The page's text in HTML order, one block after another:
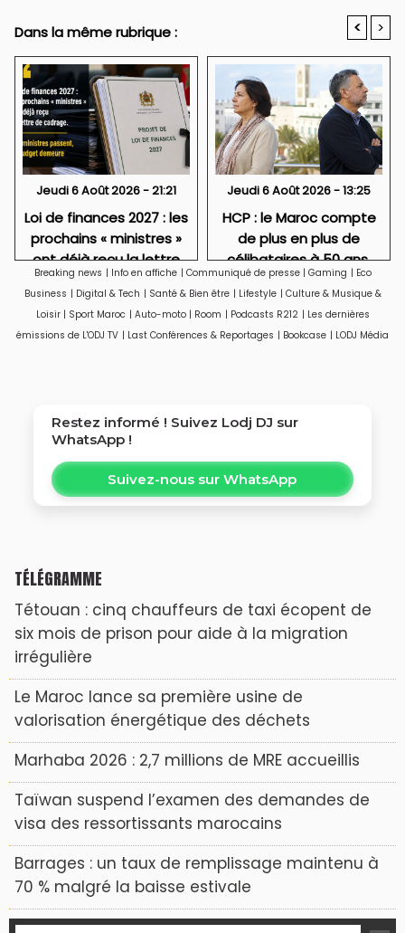
Dans la même rubrique : < >
Jeudi 6 Août 2026 - 21:21
Loi de finances 2027 : les
prochains « ministres »
ont déjà reçu la lettre
de cadrage
Jeudi 6 Août 2026 - 13:25
HCP : le Maroc compte
de plus en plus de
célibataires à 50 ans,
particulièrement des
femmes
Breaking news | Info en affiche | Communiqué de presse | Gaming | Eco
Business | Digital & Tech | Santé & Bien être | Lifestyle | Culture & Musique &
Loisir | Sport Maroc | Auto-moto | Room | Podcasts R212 | Les dernières
émissions de L'ODJ TV | Last Conférences & Reportages | Bookcase | LODJ Média
Restez informé ! Suivez Lodj DJ sur
WhatsApp !
Suivez-nous sur WhatsApp
TÉLÉGRAMME
Tétouan : cinq chauffeurs de taxi écopent de
six mois de prison pour aide à la migration
irrégulière
Le Maroc lance sa première usine de
valorisation énergétique des déchets
Marhaba 2026 : 2,7 millions de MRE accueillis
Taïwan suspend l’examen des demandes de
visa des ressortissants marocains
Barrages : un taux de remplissage maintenu à
70 % malgré la baisse estivale